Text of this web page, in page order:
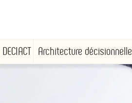
DECIACT Architecture décisionnelle